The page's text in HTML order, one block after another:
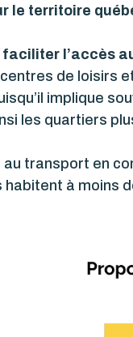
le territoire
faciliter l’accès
de loisirs
implique
les quartiers
au transport en
habitent à moins